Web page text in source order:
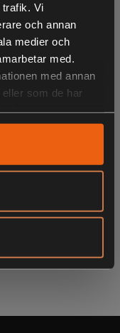
Vi
och annan
medier och
med.
med annan
som de har
02
PÅ